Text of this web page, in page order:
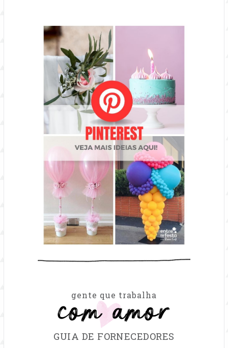
gente que trabalha
com amor
GUIA DE FORNECEDORES